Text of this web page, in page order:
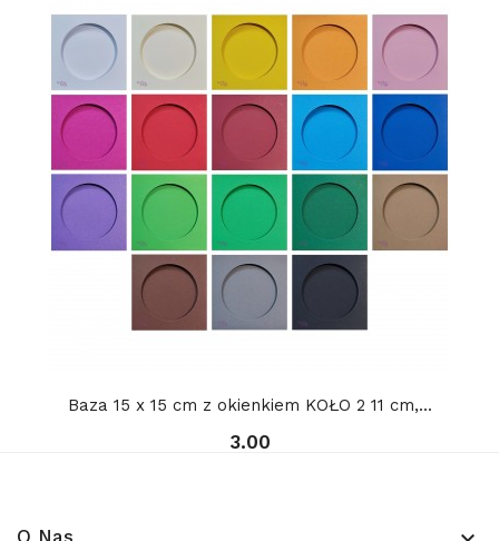
Baza 15 x 15 cm z okienkiem KOŁO 2 11 cm,...
3.00
O Nas